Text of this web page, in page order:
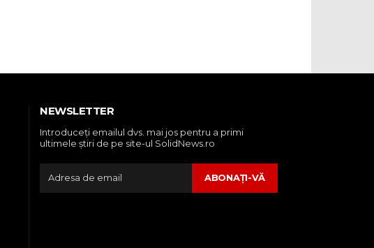
NEWSLETTER
Introduceţi emailul dvs. mai jos pentru a primi
ultimele ştiri de pe site-ul SolidNews.ro
ABONAŢI-VĂ